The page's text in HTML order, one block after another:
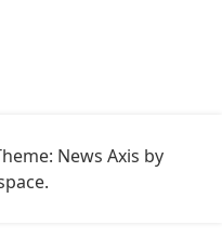
News Axis by
.